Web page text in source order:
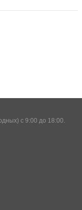
с 9:00 до 18:00.